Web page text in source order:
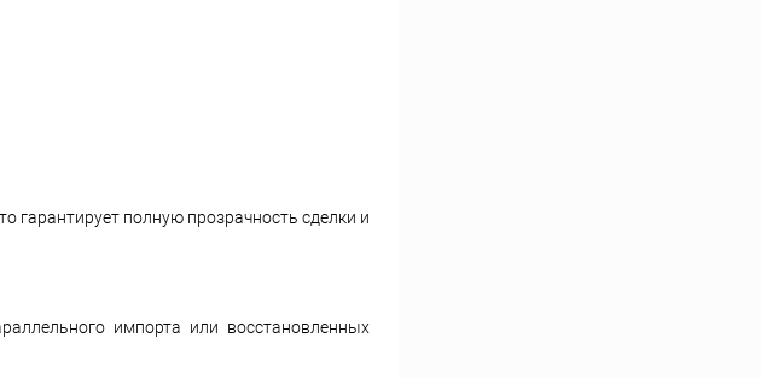
гарантирует полную прозрачность сделки и
импорта или восстановленных